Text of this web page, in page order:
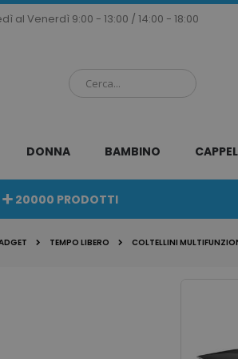
al Venerdì 9:00 - 13:00 / 14:00 - 18:00
DONNA BAMBINO
20000 PRODOTTI
TEMPO LIBERO COLTELLINI